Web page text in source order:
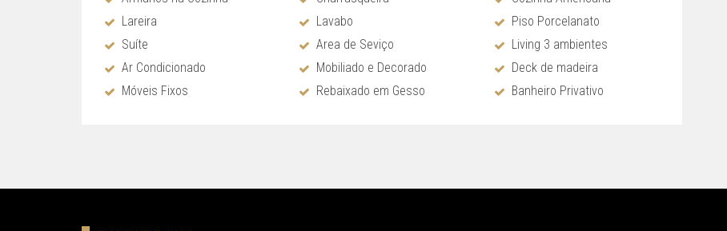
Lareira
Lavabo
Piso Porcelanato
Suíte
Area de Seviço
Living 3 ambientes
Ar Condicionado
Mobiliado e Decorado
Deck de madeira
Móveis Fixos
Rebaixado em Gesso Banheiro Privativo